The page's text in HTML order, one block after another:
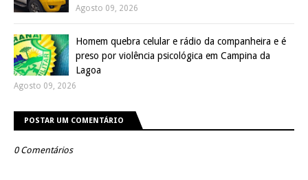
Agosto 09, 2026
Homem quebra celular e rádio da companheira e é
preso por violência psicológica em Campina da
Lagoa
Agosto 09, 2026
POSTAR UM COMENTÁRIO
0 Comentários